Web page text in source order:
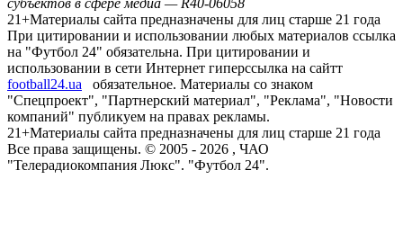
21+Материалы сайта предназначены для лиц старше 21 года
При цитировании и использовании любых материалов ссылка
на "Футбол 24" обязательна. При цитировании и
использовании в сети Интернет гиперссылка на сайтт
football24.ua
обязательное. Материалы со знаком
"Спецпроект", "Партнерский материал", "Реклама", "Новости
компаний" публикуем на правах рекламы.
21+Материалы сайта предназначены для лиц старше 21 года
Все права защищены. © 2005 - 2026 , ЧАО
"Телерадиокомпания Люкс". "Футбол 24".